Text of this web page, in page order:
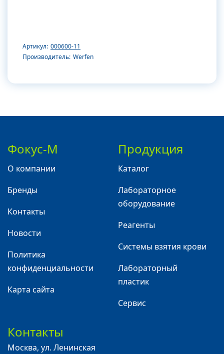
Артикул: 000600-11
Производитель: Werfen
Фокус-М
О компании
Бренды
Контакты
Новости
Политика
конфиденциальности
Карта сайта
Продукция
Каталог
Лабораторное
оборудование
Реагенты
Системы взятия крови
Лабораторный
пластик
Сервис
Контакты
Москва, ул. Ленинская